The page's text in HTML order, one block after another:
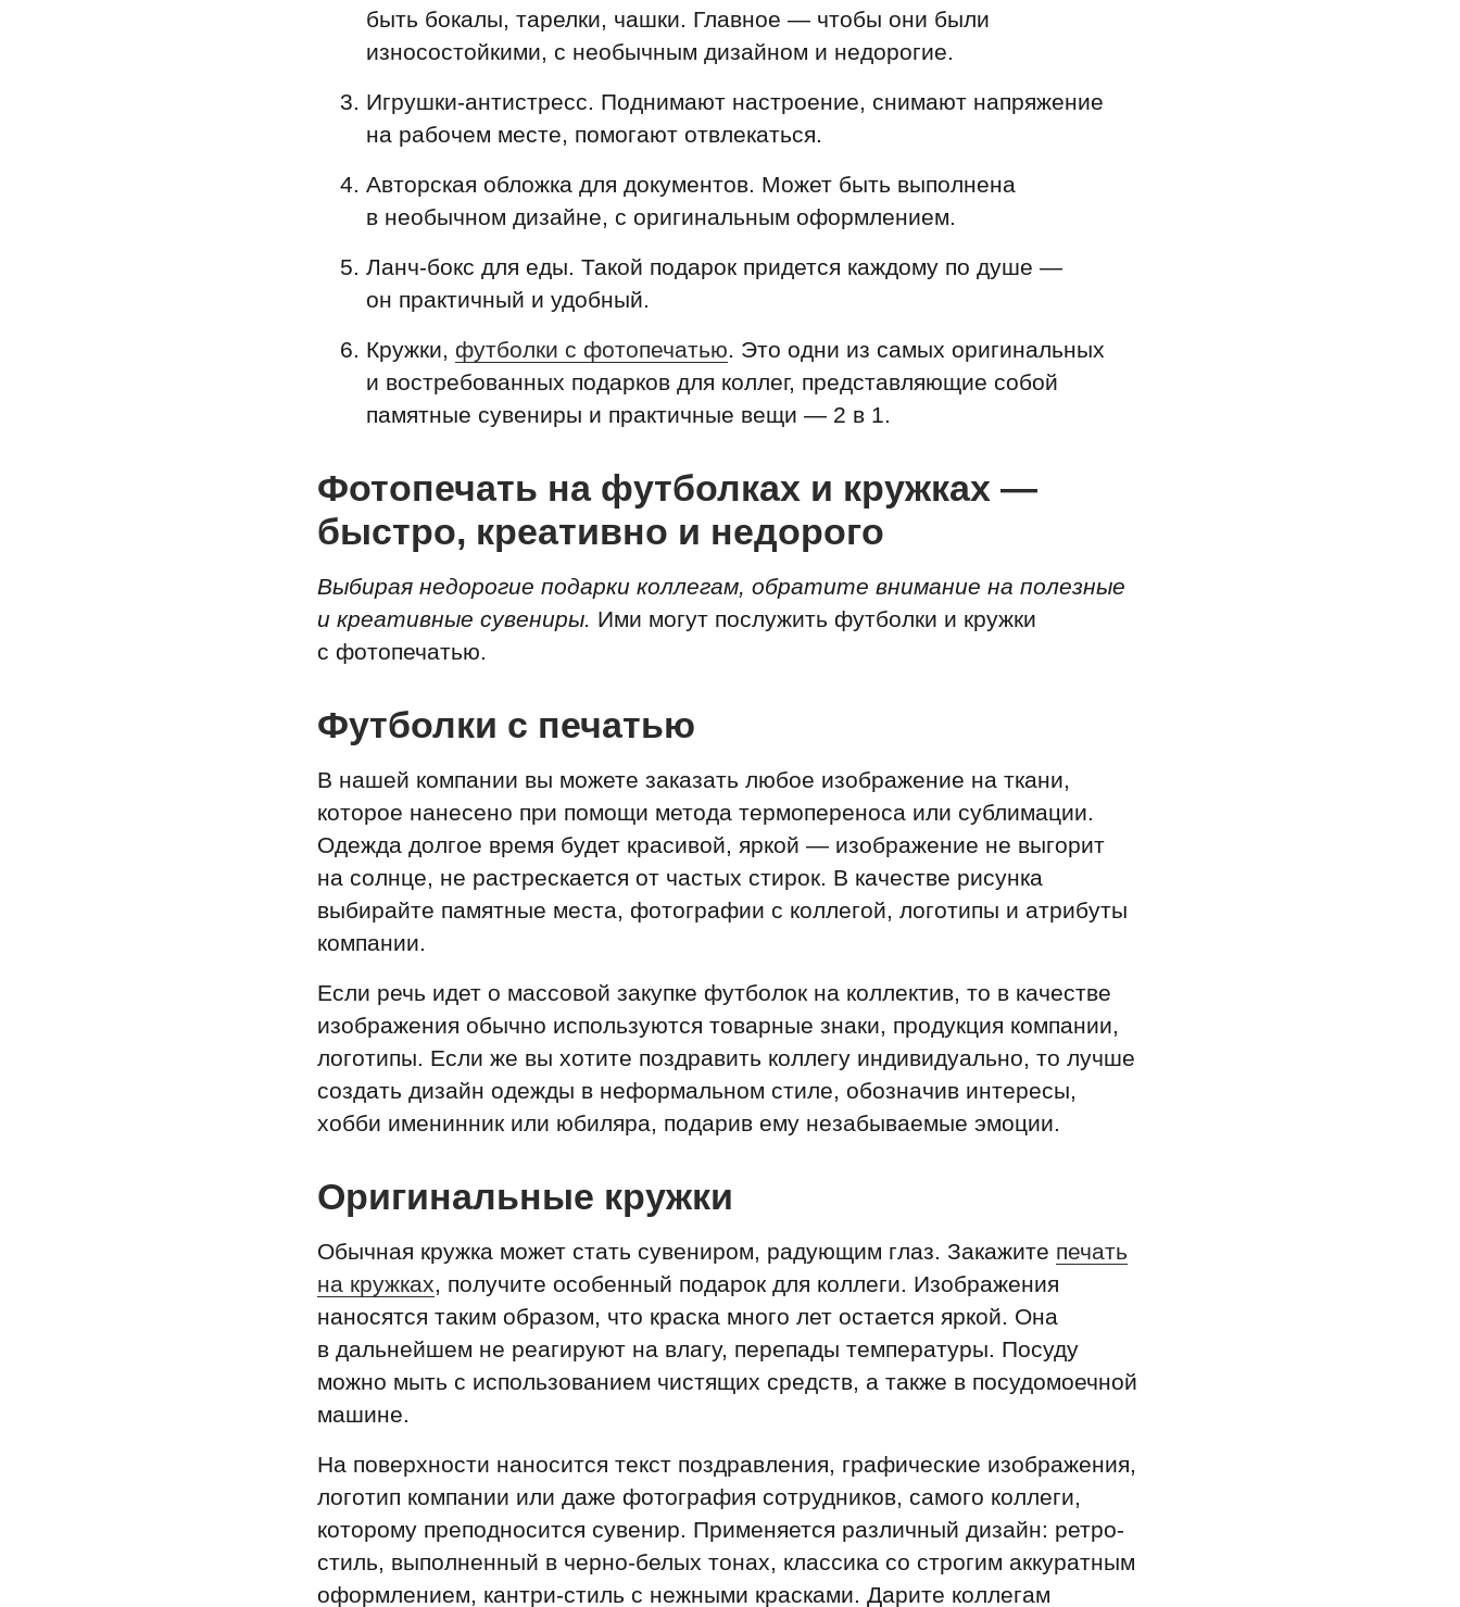
быть бокалы, тарелки, чашки. Главное — чтобы они были
износостойкими, с необычным дизайном и недорогие.
Игрушки-антистресс. Поднимают настроение, снимают напряжение
на рабочем месте, помогают отвлекаться.
Авторская обложка для документов. Может быть выполнена
в необычном дизайне, с оригинальным оформлением.
Ланч-бокс для еды. Такой подарок придется каждому по душе —
он практичный и удобный.
Кружки, футболки с фотопечатью. Это одни из самых оригинальных
и востребованных подарков для коллег, представляющие собой
памятные сувениры и практичные вещи — 2 в 1.
Фотопечать на футболках и кружках —
быстро, креативно и недорого
Выбирая недорогие подарки коллегам, обратите внимание на полезные
и креативные сувениры. Ими могут послужить футболки и кружки
с фотопечатью.
Футболки с печатью
В нашей компании вы можете заказать любое изображение на ткани,
которое нанесено при помощи метода термопереноса или сублимации.
Одежда долгое время будет красивой, яркой — изображение не выгорит
на солнце, не растрескается от частых стирок. В качестве рисунка
выбирайте памятные места, фотографии с коллегой, логотипы и атрибуты
компании.
Если речь идет о массовой закупке футболок на коллектив, то в качестве
изображения обычно используются товарные знаки, продукция компании,
логотипы. Если же вы хотите поздравить коллегу индивидуально, то лучше
создать дизайн одежды в неформальном стиле, обозначив интересы,
хобби именинник или юбиляра, подарив ему незабываемые эмоции.
Оригинальные кружки
Обычная кружка может стать сувениром, радующим глаз. Закажите печать
на кружках, получите особенный подарок для коллеги. Изображения
наносятся таким образом, что краска много лет остается яркой. Она
в дальнейшем не реагируют на влагу, перепады температуры. Посуду
можно мыть с использованием чистящих средств, а также в посудомоечной
машине.
На поверхности наносится текст поздравления, графические изображения,
логотип компании или даже фотография сотрудников, самого коллеги,
которому преподносится сувенир. Применяется различный дизайн: ретро-
стиль, выполненный в черно-белых тонах, классика со строгим аккуратным
оформлением, кантри-стиль с нежными красками. Дарите коллегам